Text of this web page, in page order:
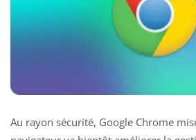
Au rayon sécurité, Google Chrome